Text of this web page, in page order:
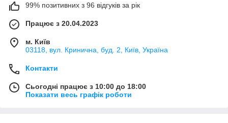
99% позитивних з 96 відгуків за рік
Працює з 20.04.2023
м. Київ
03118, вул. Кринична, буд. 2, Київ, Україна
Контакти
Сьогодні працює з 10:00 до 18:00
Показати весь графік роботи